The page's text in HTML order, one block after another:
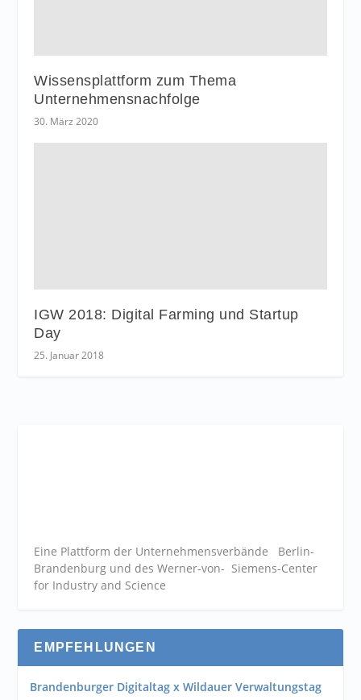
Wissensplattform zum Thema
Unternehmensnachfolge
30. März 2020
IGW 2018: Digital Farming und Startup
Day
25. Januar 2018
Eine Plattform der Unternehmensverbände Berlin-
Brandenburg und des Werner-von- Siemens-Center
for Industry and Science
EMPFEHLUNGEN
Brandenburger Digitaltag x Wildauer Verwaltungstag